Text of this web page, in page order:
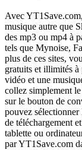
Avec
musique autre que
des mp3 ou mp4 à
tels que Mynoise,
plus de ces sites,
gratuits et illimités à
vidéo et une
collez simplement
sur le bouton de
pouvez
de téléchargement
tablette ou
par YT1Save.com